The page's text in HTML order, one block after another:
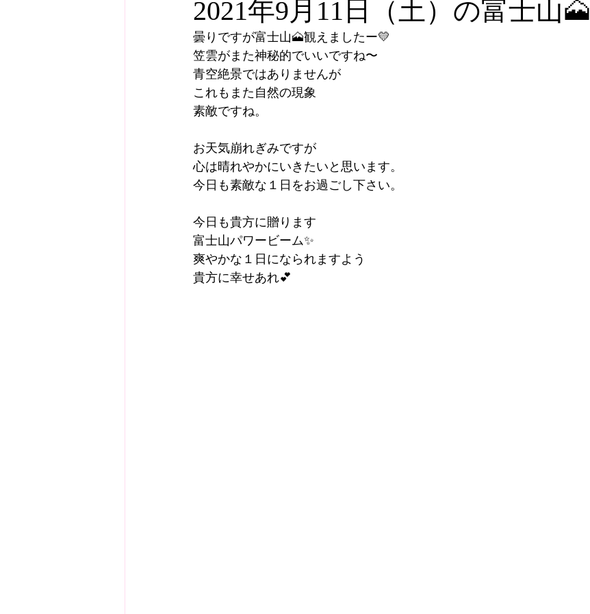
2021年9月11日（土）の富士山🗻
曇りですが富士山🗻観えましたー💛
笠雲がまた神秘的でいいですね〜
青空絶景ではありませんが
これもまた自然の現象
素敵ですね。
お天気崩れぎみですが
心は晴れやかにいきたいと思います。
今日も素敵な１日をお過ごし下さい。
今日も貴方に贈ります
富士山パワービーム✨
爽やかな１日になられますよう
貴方に幸せあれ💕